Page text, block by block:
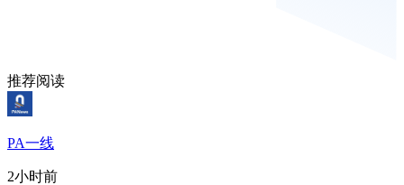
推荐阅读
PA一线
2小时前